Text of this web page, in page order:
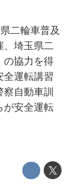
二輪車普及
、埼玉県二
の協力を得
全運転講習
自動車訓
が安全運転